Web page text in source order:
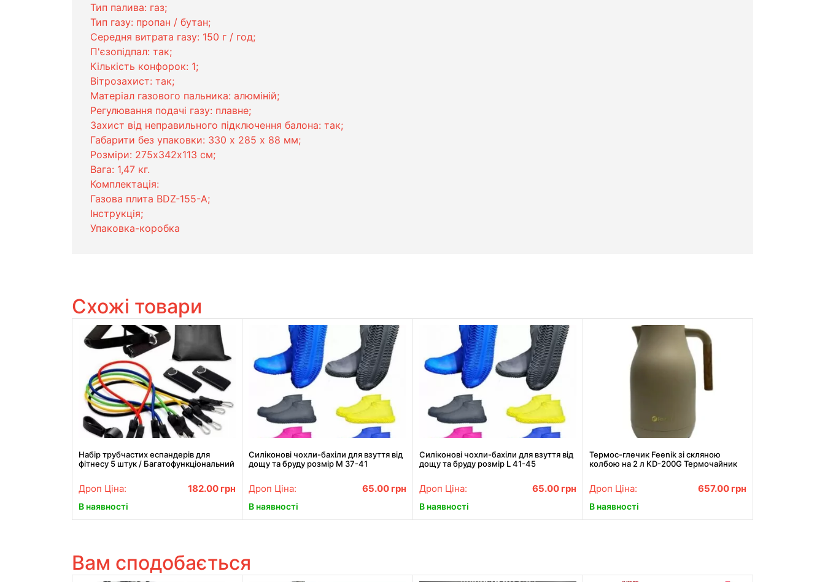
Тип палива: газ;
Тип газу: пропан / бутан;
Середня витрата газу: 150 г / год;
П'єзопідпал: так;
Кількість конфорок: 1;
Вітрозахист: так;
Матеріал газового пальника: алюміній;
Регулювання подачі газу: плавне;
Захист від неправильного підключення балона: так;
Габарити без упаковки: 330 х 285 х 88 мм;
Розміри: 275х342х113 см;
Вага: 1,47 кг.
Комплектація:
Газова плита BDZ-155-A;
Інструкція;
Упаковка-коробка
Схожі товари
Набір трубчастих еспандерів для
фітнесу 5 штук / Багатофункціональний
Дроп Ціна: 182.00 грн
В наявності
Силіконові чохли-бахіли для взуття від
дощу та бруду розмір M 37-41
Дроп Ціна: 65.00 грн
В наявності
Силіконові чохли-бахіли для взуття від
дощу та бруду розмір L 41-45
Дроп Ціна: 65.00 грн
В наявності
Термос-глечик Feenik зі скляною
колбою на 2 л KD-200G Термочайник
Дроп Ціна: 657.00 грн
В наявності
Вам сподобається